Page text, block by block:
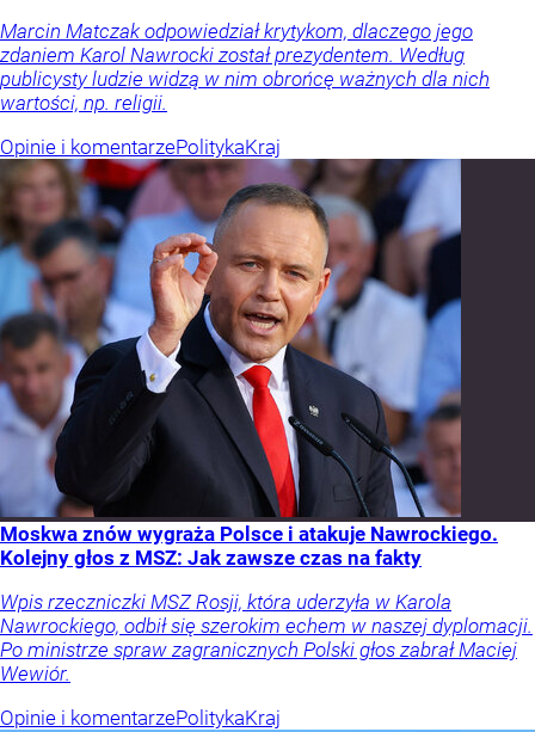
Marcin Matczak odpowiedział krytykom, dlaczego jego
zdaniem Karol Nawrocki został prezydentem. Według
publicysty ludzie widzą w nim obrońcę ważnych dla nich
wartości, np. religii.
Opinie i komentarzePolitykaKraj
Moskwa znów wygraża Polsce i atakuje Nawrockiego.
Kolejny głos z MSZ: Jak zawsze czas na fakty
Wpis rzeczniczki MSZ Rosji, która uderzyła w Karola
Nawrockiego, odbił się szerokim echem w naszej dyplomacji.
Po ministrze spraw zagranicznych Polski głos zabrał Maciej
Wewiór.
Opinie i komentarzePolitykaKraj